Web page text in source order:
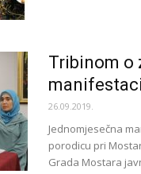
Tribinom o
26.09.2019.
Jednomjesečna
porodicu pri
Grada Mostara